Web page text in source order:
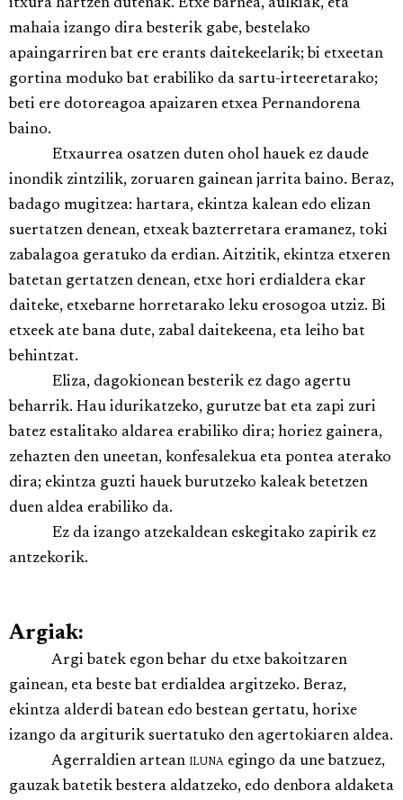
itxura hartzen dutenak. Etxe barnea, aulkiak, eta
mahaia izango dira besterik gabe, bestelako
apaingarriren bat ere erants daitekeelarik; bi etxeetan
gortina moduko bat erabiliko da sartu-irteeretarako;
beti ere dotoreagoa apaizaren etxea Pernandorena
baino.
Etxaurrea osatzen duten ohol hauek ez daude
inondik zintzilik, zoruaren gainean jarrita baino. Beraz,
badago mugitzea: hartara, ekintza kalean edo elizan
suertatzen denean, etxeak bazterretara eramanez, toki
zabalagoa geratuko da erdian. Aitzitik, ekintza etxeren
batetan gertatzen denean, etxe hori erdialdera ekar
daiteke, etxebarne horretarako leku erosogoa utziz. Bi
etxeek ate bana dute, zabal daitekeena, eta leiho bat
behintzat.
Eliza, dagokionean besterik ez dago agertu
beharrik. Hau idurikatzeko, gurutze bat eta zapi zuri
batez estalitako aldarea erabiliko dira; horiez gainera,
zehazten den uneetan, konfesalekua eta pontea aterako
dira; ekintza guzti hauek burutzeko kaleak betetzen
duen aldea erabiliko da.
Ez da izango atzekaldean eskegitako zapirik ez
antzekorik.
Argiak:
Argi batek egon behar du etxe bakoitzaren
gainean, eta beste bat erdialdea argitzeko. Beraz,
ekintza alderdi batean edo bestean gertatu, horixe
izango da argiturik suertatuko den agertokiaren aldea.
Agerraldien artean iluna egingo da une batzuez,
gauzak batetik bestera aldatzeko, edo denbora aldaketa